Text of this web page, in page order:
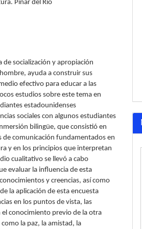
Pinar del Río
socialización y apropiación
ayuda a construir sus
efectivo para educar a las
estudios sobre este tema en
estadounidenses
sociales con algunos estudiantes
bilingüe, que consistió en
comunicación fundamentados en
y en los principios que interpretan
cualitativo se llevó a cabo
evaluar la influencia de esta
y creencias, así como
la aplicación de esta encuesta
en los puntos de vista, las
el conocimiento previo de la otra
la paz, la amistad, la